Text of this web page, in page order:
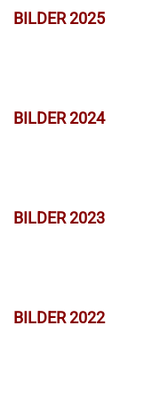
BILDER 2025
BILDER 2024
BILDER 2023
BILDER 2022